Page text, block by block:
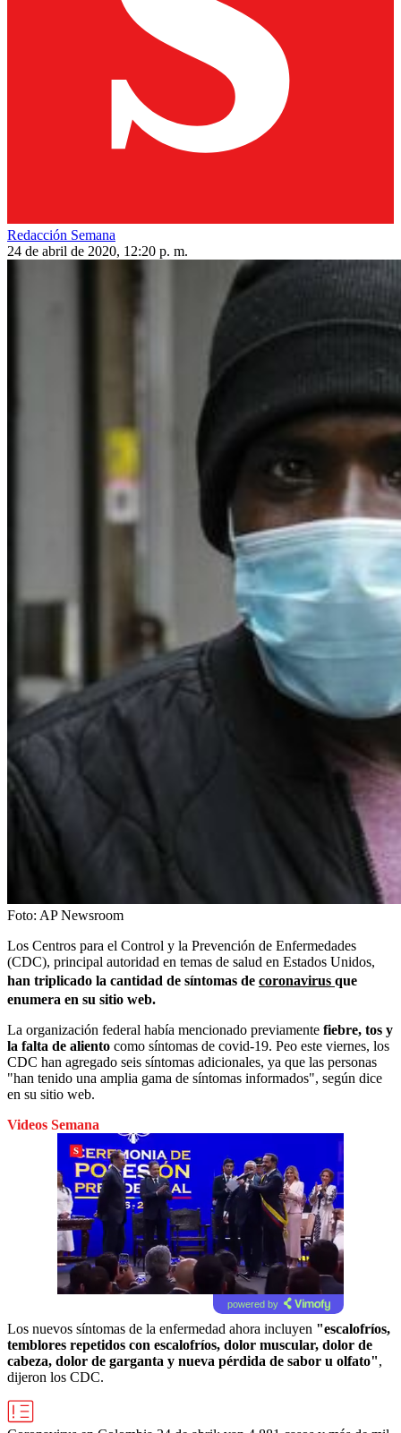
Redacción Semana
24 de abril de 2020, 12:20 p. m.
Foto: AP Newsroom
Los Centros para el Control y la Prevención de Enfermedades
(CDC), principal autoridad en temas de salud en Estados Unidos,
han triplicado la cantidad de síntomas de coronavirus que
enumera en su sitio web.
La organización federal había mencionado previamente fiebre, tos y
la falta de aliento como síntomas de covid-19. Peo este viernes, los
CDC han agregado seis síntomas adicionales, ya que las personas
"han tenido una amplia gama de síntomas informados", según dice
en su sitio web.
Videos Semana
powered by
Los nuevos síntomas de la enfermedad ahora incluyen "escalofríos,
temblores repetidos con escalofríos, dolor muscular, dolor de
cabeza, dolor de garganta y nueva pérdida de sabor u olfato",
dijeron los CDC.